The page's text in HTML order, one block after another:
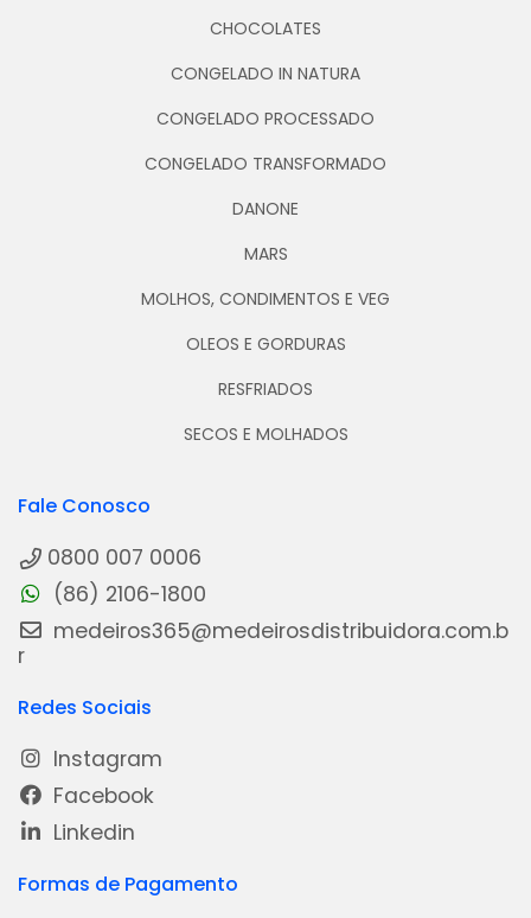
CHOCOLATES
CONGELADO IN NATURA
CONGELADO PROCESSADO
CONGELADO TRANSFORMADO
DANONE
MARS
MOLHOS, CONDIMENTOS E VEG
OLEOS E GORDURAS
RESFRIADOS
SECOS E MOLHADOS
Fale Conosco
0800 007 0006
(86) 2106-1800
medeiros365@medeirosdistribuidora.com.b
r
Redes Sociais
Instagram
Facebook
Linkedin
Formas de Pagamento